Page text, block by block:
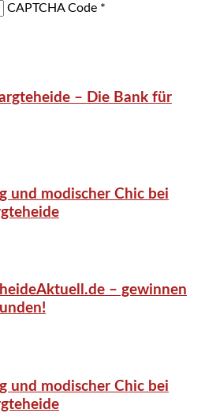
CAPTCHA Code *
– Die Bank für
und modischer Chic bei
– gewinnen
und modischer Chic bei